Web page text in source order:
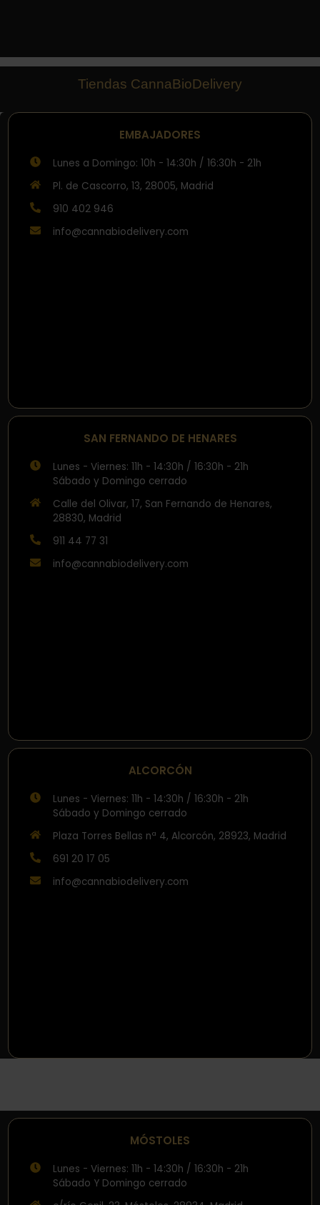
Tiendas CannaBioDelivery
EMBAJADORES
Lunes a Domingo: 10h - 14:30h / 16:30h - 21h
Pl. de Cascorro, 13, 28005, Madrid
910 402 946
info@cannabiodelivery.com
SAN FERNANDO DE HENARES
Lunes - Viernes: 11h - 14:30h / 16:30h - 21h
Sábado y Domingo cerrado
Calle del Olivar, 17, San Fernando de Henares,
28830, Madrid
911 44 77 31
info@cannabiodelivery.com
ALCORCÓN
Lunes - Viernes: 11h - 14:30h / 16:30h - 21h
Sábado y Domingo cerrado
Plaza Torres Bellas nª 4, Alcorcón, 28923, Madrid
691 20 17 05
info@cannabiodelivery.com
MÓSTOLES
Lunes - Viernes: 11h - 14:30h / 16:30h - 21h
Sábado Y Domingo cerrado